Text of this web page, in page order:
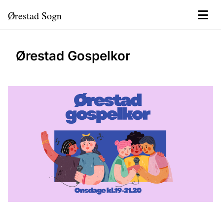
Ørestad Sogn
Ørestad Gospelkor